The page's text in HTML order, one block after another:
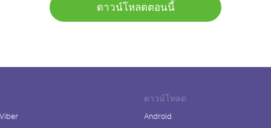
ดาวน์โหลดตอนนี้
ดาวน์โหลด
Android